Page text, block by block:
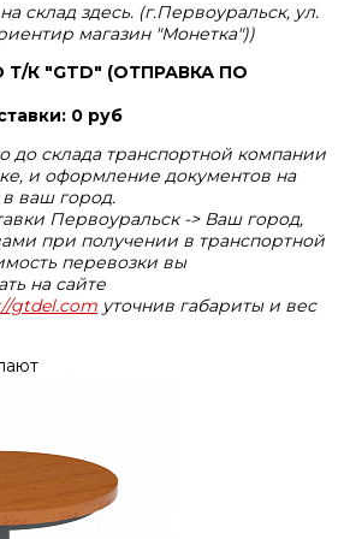
склад здесь. (г.Первоуральск, ул.
магазин "Монетка"))
К "GTD" (ОТПРАВКА ПО
0 руб
до склада транспортной компании
и оформление документов на
в ваш город.
Первоуральск -> Ваш город,
при получении в транспортной
перевозки вы
на сайте
gtdel.com уточнив габариты и вес